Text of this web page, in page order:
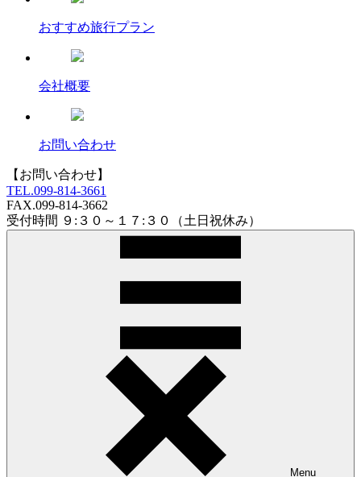
おすすめ旅行プラン
会社概要
お問い合わせ
【お問い合わせ】
TEL.099-814-3661
FAX.099-814-3662
受付時間 ９:３０～１７:３０（土日祝休み）
Menu